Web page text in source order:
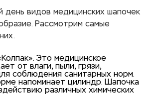
день видов медицинских шапочек
Рассмотрим самые
Это медицинское
от влаги, пыли, грязи,
соблюдения санитарных норм.
напоминает цилиндр. Шапочка
различных химических